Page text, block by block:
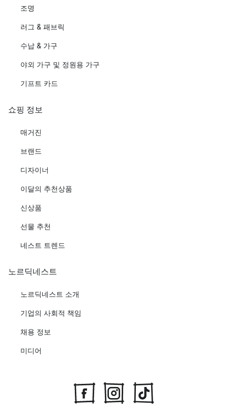
조명
러그 & 패브릭
수납 & 가구
야외 가구 및 정원용 가구
기프트 카드
쇼핑 정보
매거진
브랜드
디자이너
이달의 추천상품
신상품
선물 추천
네스트 트렌드
노르딕네스트
노르딕네스트 소개
기업의 사회적 책임
채용 정보
미디어